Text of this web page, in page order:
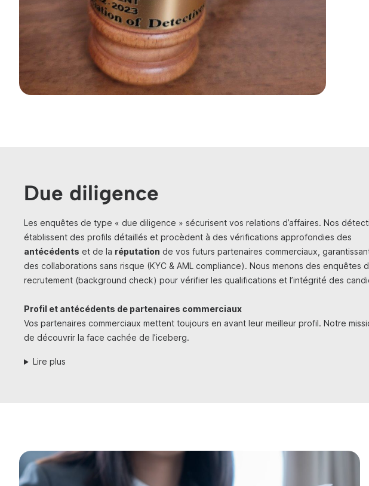
Due diligence
Les enquêtes de type « due diligence » sécurisent vos relations d’affaires. Nos
établissent des profils détaillés et procèdent à des vérifications approfondies des
antécédents et de la réputation de vos futurs partenaires commerciaux,
des collaborations sans risque (KYC & AML compliance). Nous menons des enquêtes
recrutement (background check) pour vérifier les qualifications et l’intégrité des
Profil et antécédents de partenaires commerciaux
Vos partenaires commerciaux mettent toujours en avant leur meilleur profil. Notre
de découvrir la face cachée de l’iceberg.
Lire plus